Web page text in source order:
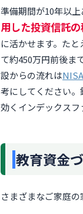
準備期間が10年以
用した投資信託
に活かせます。た
て約450万円前後ま
設からの流れは
考にしてください
効くインデックスフ
教育資金
さまざまなご家庭